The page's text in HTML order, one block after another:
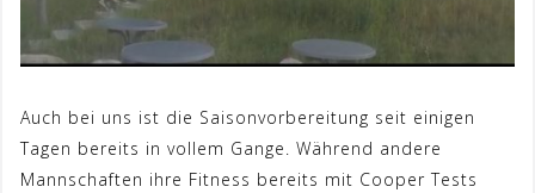
Auch bei uns ist die Saisonvorbereitung seit einigen
Tagen bereits in vollem Gange. Während andere
Mannschaften ihre Fitness bereits mit Cooper Tests